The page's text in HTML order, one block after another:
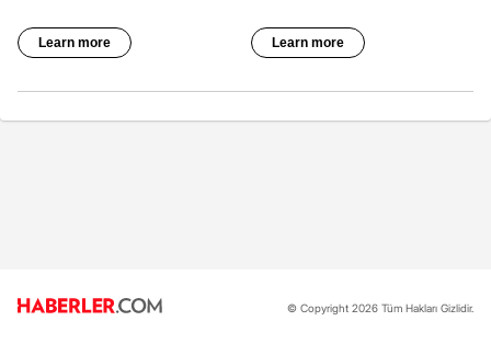
© Copyright 2026 Tüm Hakları Gizlidir.